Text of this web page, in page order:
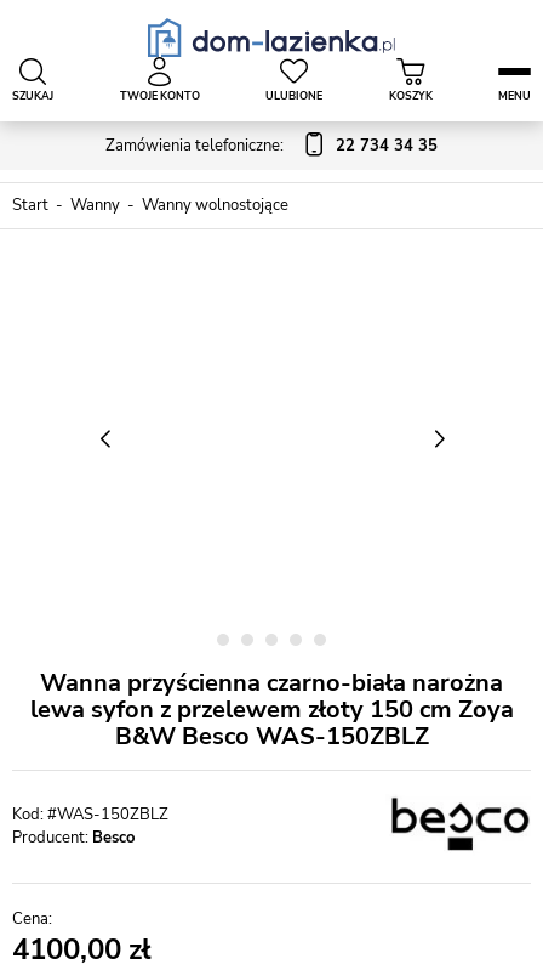
Zamówienia telefoniczne: 22 734 34 35
SZUKAJ TWOJE KONTO ULUBIONE KOSZYK MENU
Start Wanny Wanny wolnostojące
Wanna przyścienna czarno-biała narożna
lewa syfon z przelewem złoty 150 cm Zoya
B&W Besco WAS-150ZBLZ
#WAS-150ZBLZ
Producent: Besco
4100,00